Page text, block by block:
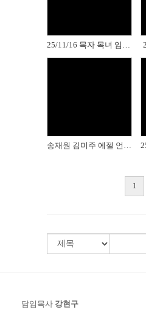
25/11/16 목자 목녀 임명식
송재원 김미주 에젤 언약식
1
담임목사 강현구